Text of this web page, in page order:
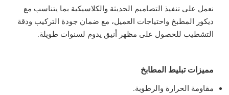
نعمل على تنفيذ التصاميم الحديثة والكلاسيكية بما يتناسب مع
ديكور المطبخ واحتياجات العميل، مع ضمان جودة التركيب ودقة
التشطيب للحصول على مظهر أنيق يدوم لسنوات طويلة.
مميزات تبليط المطابخ
مقاومة الحرارة والرطوبة.